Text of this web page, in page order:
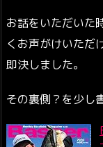
お話をいただいた
くお声がけいただ
即決しました。
その裏側？を少し